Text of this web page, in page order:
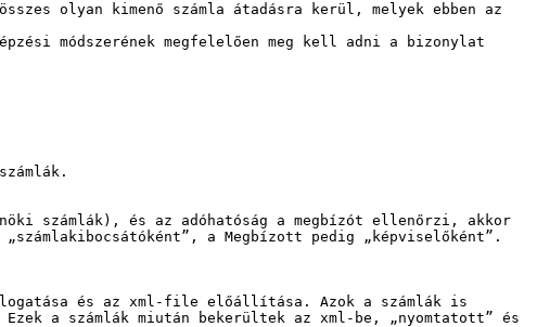
olyan kimenő számla átadásra kerül, melyek ebben az
módszerének megfelelően meg kell adni a bizonylat
számlák), és az adóhatóság a megbízót ellenőrzi, akkor
a Megbízott pedig „képviselőként”.
és az xml-file előállítása. Azok a számlák is
a számlák miután bekerültek az xml-be, „nyomtatott” és